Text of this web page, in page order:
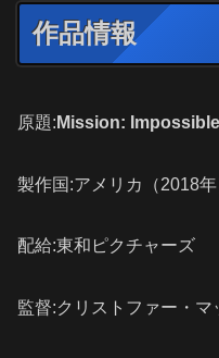
作品情報
原題: Mission:
製作国:アメリカ（2018年
配給:東和ピクチャーズ
監督:クリストファー・マ